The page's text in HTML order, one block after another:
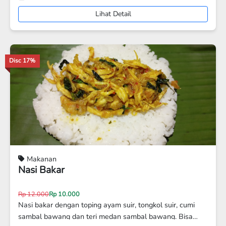
Lihat Detail
Disc 12%
Makanan
Nasi Kuning
Rp 17.000Rp 15.000
Nasi Kuning dengan laukdan sayur